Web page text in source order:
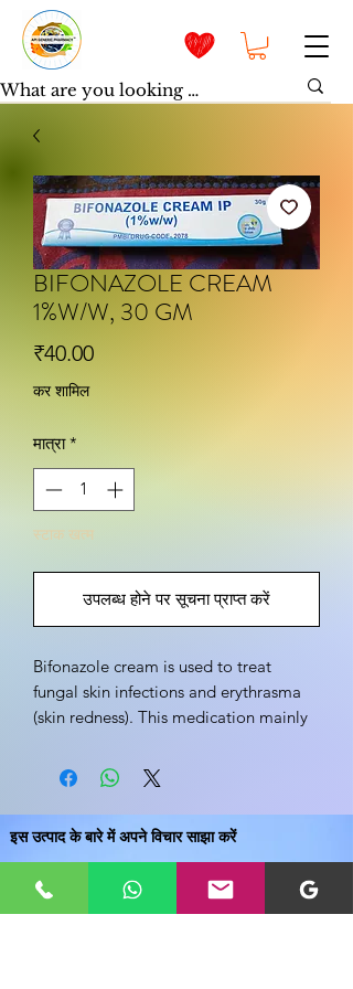
BIFONAZOLE CREAM
1%W/W, 30 GM
₹40.00मूल्य
कर शामिल
मात्रा *
स्टाक खत्म
उपलब्ध होने पर सूचना प्राप्त करें
Bifonazole cream is used to treat
fungal skin infections and erythrasma
(skin redness). This medication mainly
from growing.
इस उत्पाद के बारे में अपने विचार साझा करें